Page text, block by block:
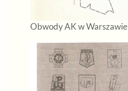
Obwody AK w Warszawie